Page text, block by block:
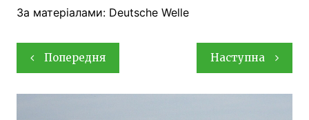
За матеріалами: Deutsche Welle
Навігація
записів
Попередня Наступна